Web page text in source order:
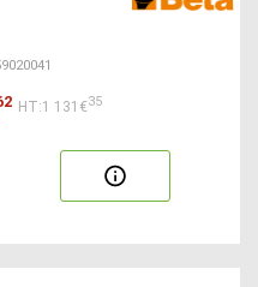
HT:1 131€35